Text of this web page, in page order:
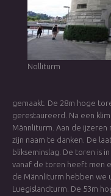
Nolliturm
gemaakt. De 28m hoge
gerestaureerd. Na een
Männliturm. Aan de
zijn naam te danken. De
blikseminslag. De toren is
vanaf de toren heeft men
de Männliturm hebben we
Luegislandturm. De 53m